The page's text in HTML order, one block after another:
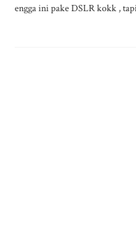
engga ini pake DSLR kokk ,